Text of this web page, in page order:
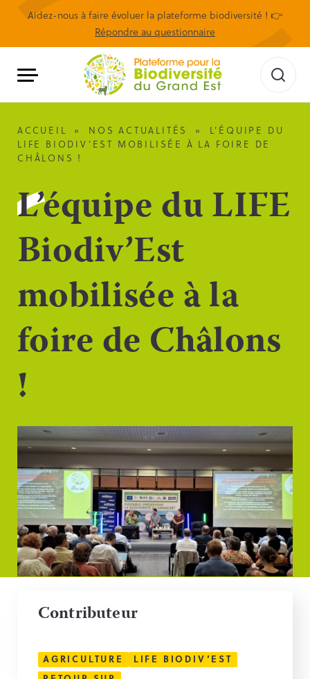
Aidez-nous à faire évoluer la plateforme biodiversité ! 👉
Répondre au questionnaire
ACCUEIL » NOS ACTUALITÉS »
L’ÉQUIPE DU
LIFE BIODIV’EST MOBILISÉE À LA FOIRE DE
CHÂLONS !
L’équipe du LIFE
Biodiv’Est
mobilisée à la
foire de Châlons
!
Contributeur
AGRICULTURE
LIFE BIODIV’EST